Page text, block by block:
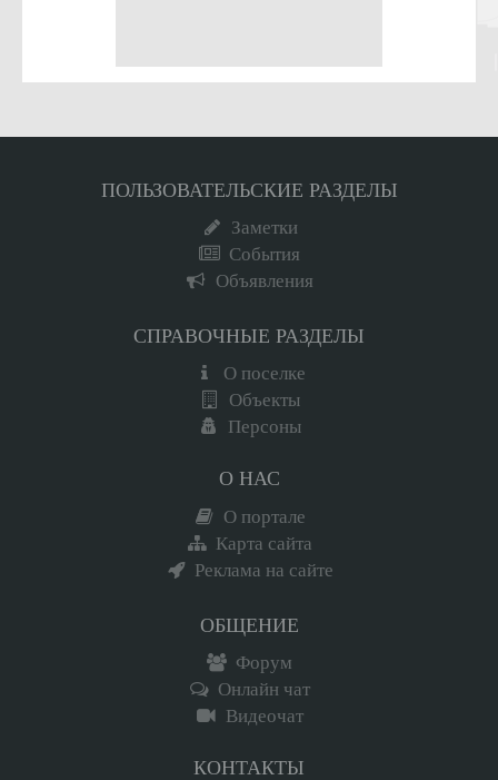
ПОЛЬЗОВАТЕЛЬСКИЕ РАЗДЕЛЫ
Заметки
События
Объявления
СПРАВОЧНЫЕ РАЗДЕЛЫ
О поселке
Объекты
Персоны
О НАС
О портале
Карта сайта
Реклама на сайте
ОБЩЕНИЕ
Форум
Онлайн чат
Видеочат
КОНТАКТЫ